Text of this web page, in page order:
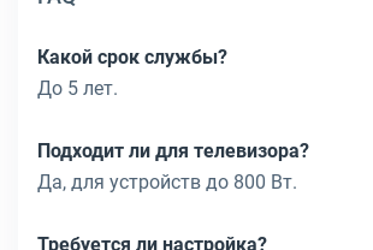
Какой срок службы?
До 5 лет.
Подходит ли для телевизора?
Да, для устройств до 800 Вт.
Требуется ли настройка?